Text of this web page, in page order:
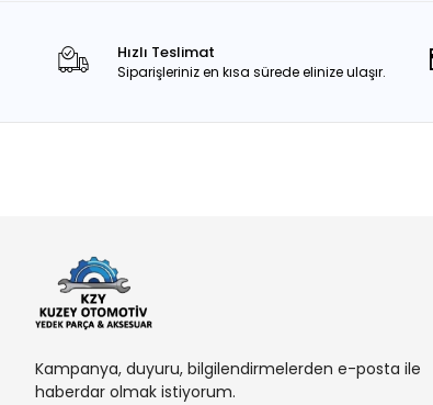
Hızlı Teslimat
Siparişleriniz en kısa sürede elinize ulaşır.
Kampanya, duyuru, bilgilendirmelerden e-posta ile
haberdar olmak istiyorum.